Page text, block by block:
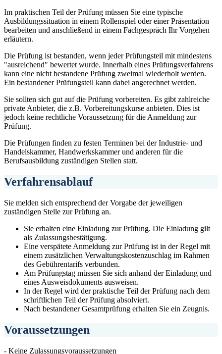
Im praktischen Teil der Prüfung müssen Sie eine typische
Ausbildungssituation in einem Rollenspiel oder einer Präsentation
bearbeiten und anschließend in einem Fachgespräch Ihr Vorgehen
erläutern.
Die Prüfung ist bestanden, wenn jeder Prüfungsteil mit mindestens
"ausreichend" bewertet wurde. Innerhalb eines Prüfungsverfahrens
kann eine nicht bestandene Prüfung zweimal wiederholt werden.
Ein bestandener Prüfungsteil kann dabei angerechnet werden.
Sie sollten sich gut auf die Prüfung vorbereiten. Es gibt zahlreiche
private Anbieter, die z.B. Vorbereitungskurse anbieten. Dies ist
jedoch keine rechtliche Voraussetzung für die Anmeldung zur
Prüfung.
Die Prüfungen finden zu festen Terminen bei der Industrie- und
Handelskammer, Handwerkskammer und anderen für die
Berufsausbildung zuständigen Stellen statt.
Verfahrensablauf
Sie melden sich entsprechend der Vorgabe der jeweiligen
zuständigen Stelle zur Prüfung an.
Sie erhalten eine Einladung zur Prüfung. Die Einladung gilt
als Zulassungsbestätigung.
Eine verspätete Anmeldung zur Prüfung ist in der Regel mit
einem zusätzlichen Verwaltungskostenzuschlag im Rahmen
des Gebührentarifs verbunden.
Am Prüfungstag müssen Sie sich anhand der Einladung und
eines Ausweisdokuments ausweisen.
In der Regel wird der praktische Teil der Prüfung nach dem
schriftlichen Teil der Prüfung absolviert.
Nach bestandener Gesamtprüfung erhalten Sie ein Zeugnis.
Voraussetzungen
- Keine Zulassungsvoraussetzungen